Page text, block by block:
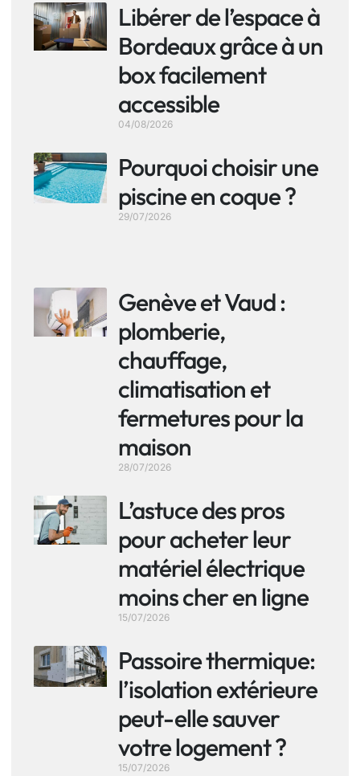
Libérer de l’espace à
Bordeaux grâce à un
box facilement
accessible
04/08/2026
Pourquoi choisir une
piscine en coque ?
29/07/2026
Genève et Vaud :
plomberie,
chauffage,
climatisation et
fermetures pour la
maison
28/07/2026
L’astuce des pros
pour acheter leur
matériel électrique
moins cher en ligne
15/07/2026
Passoire thermique:
l’isolation extérieure
peut-elle sauver
votre logement ?
15/07/2026